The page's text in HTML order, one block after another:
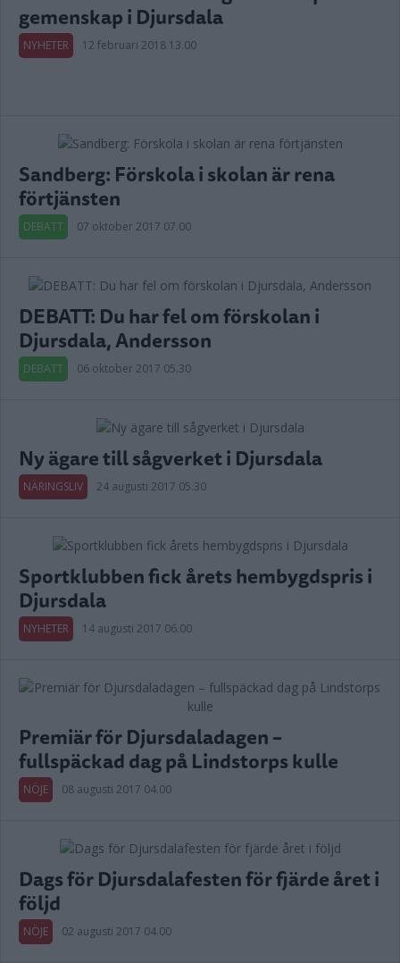
gemenskap i Djursdala
NYHETER 12 februari 2018 13.00
Sandberg: Förskola i skolan är rena
förtjänsten
DEBATT 07 oktober 2017 07.00
DEBATT: Du har fel om förskolan i
Djursdala, Andersson
DEBATT 06 oktober 2017 05.30
Ny ägare till sågverket i Djursdala
NÄRINGSLIV 24 augusti 2017 05.30
Sportklubben fick årets hembygdspris i
Djursdala
NYHETER 14 augusti 2017 06.00
Premiär för Djursdaladagen –
fullspäckad dag på Lindstorps kulle
NÖJE 08 augusti 2017 04.00
Dags för Djursdalafesten för fjärde året i
följd
NÖJE 02 augusti 2017 04.00